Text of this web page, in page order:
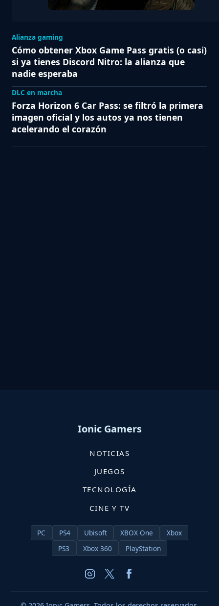
Alianza gaming
Cómo obtener Xbox Game Pass gratis (o casi)
si ya tienes Discord Nitro: la alianza que
nadie esperaba
DLC en marcha
Forza Horizon 6 Car Pass: se filtró la primera
imagen oficial y los autos ya nos tienen
acelerando el corazón
Ionic Gamers
NOTICIAS
JUEGOS
TECNOLOGÍA
CINE Y TV
PC PS4 Ubisoft XBOX One
Xbox
PS3
Xbox 360 PlayStation